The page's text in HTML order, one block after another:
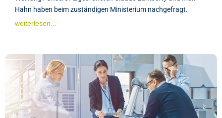
Hahn haben beim zuständigen Ministerium nachgefragt.
weiterlesen...